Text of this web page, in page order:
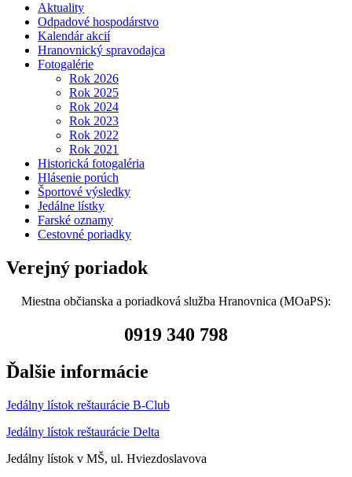
Aktuality
Odpadové hospodárstvo
Kalendár akcií
Hranovnický spravodajca
Fotogalérie
Rok 2026
Rok 2025
Rok 2024
Rok 2023
Rok 2022
Rok 2021
Historická fotogaléria
Hlásenie porúch
Športové výsledky
Jedálne lístky
Farské oznamy
Cestovné poriadky
Verejný poriadok
Miestna občianska a poriadková služba Hranovnica (MOaPS):
0919 340 798
Ďalšie informácie
Jedálny lístok reštaurácie B-Club
Jedálny lístok reštaurácie Delta
Jedálny lístok v MŠ, ul. Hviezdoslavova